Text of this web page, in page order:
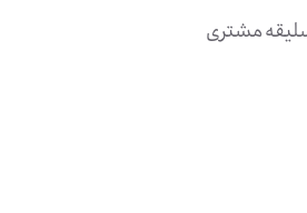
مشتری